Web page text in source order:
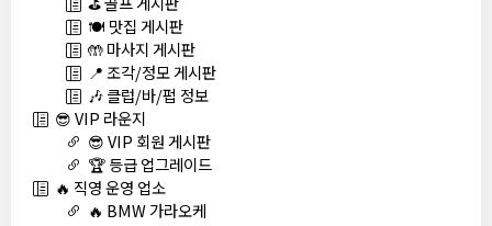
🍽️ 맛집 게시판
🤲 마사지 게시판
📍 조각/정모 게시판
🎶 클럽/바/펍 정보
😎 VIP 라운지
😎 VIP 회원 게시판
🏆 등급 업그레이드
🔥 직영 운영 업소
🔥 BMW 가라오케